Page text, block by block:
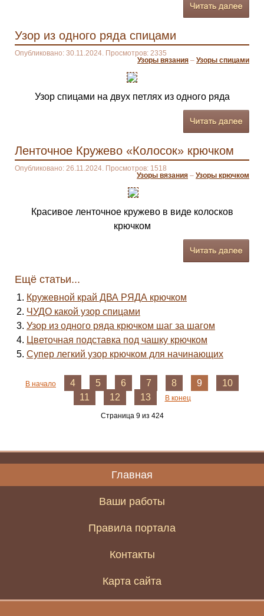
Узор из одного ряда спицами
Опубликовано: 30.11.2024. Просмотров: 2335
Узоры вязания – Узоры спицами
Узор спицами на двух петлях из одного ряда
Ленточное Кружево «Колосок» крючком
Опубликовано: 26.11.2024. Просмотров: 1518
Узоры вязания – Узоры крючком
Красивое ленточное кружево в виде колосков
крючком
Ещё статьи...
Кружевной край ДВА РЯДА крючком
ЧУДО какой узор спицами
Узор из одного ряда крючком шаг за шагом
Цветочная подставка под чашку крючком
Супер легкий узор крючком для начинающих
В начало 4 5 6 7 8 9
10
11
12 13 В конец
Страница 9 из 424
Главная
Ваши работы
Правила портала
Контакты
Карта сайта